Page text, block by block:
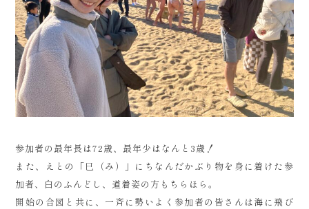
参加者の最年長は72歳、最年少はなんと3歳！
また、えとの「巳（み）」にちなんだかぶり物を身に着けた参
加者、白のふんどし、道着姿の方もちらほら。
開始の合図と共に、一斉に勢いよく参加者の皆さんは海に飛び